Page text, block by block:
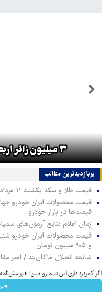
۳ میلیون زائر اربعین به کشور بازگشتند
پربازدیدترین‌ مطالب
قیمت طلا و سکه یکشنبه ۱۱ مرداد ۱۴۰۵/ ریزش سنگین سکه امامی
قیمت‌ها در بازار خودرو
زمان اعلام نتایج آزمون‌های
و ۹۰۵ میلیون تومان
شایعه انحلال ماکان‌بند / امیر
اگر کمردرد داری این فیلم رو ببین!